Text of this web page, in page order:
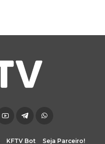
KFTV Bot Seja Parceiro!